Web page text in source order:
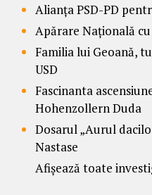
Alianța PSD-PD
Apărare Națională
Familia lui Geoană,
USD
Fascinanta
Hohenzollern Duda
Dosarul „Aurul
Nastase
Afișează toate